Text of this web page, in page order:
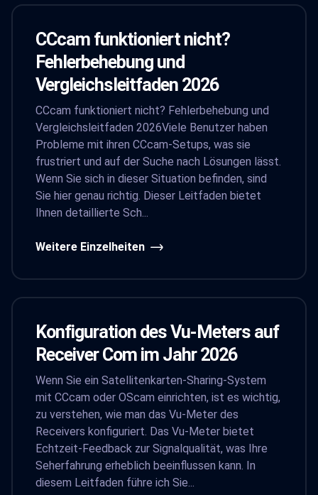
CCcam funktioniert nicht?
Fehlerbehebung und
Vergleichsleitfaden 2026
CCcam funktioniert nicht? Fehlerbehebung und
Vergleichsleitfaden 2026Viele Benutzer haben
Probleme mit ihren CCcam-Setups, was sie
frustriert und auf der Suche nach Lösungen lässt.
Wenn Sie sich in dieser Situation befinden, sind
Sie hier genau richtig. Dieser Leitfaden bietet
Ihnen detaillierte Sch...
Weitere Einzelheiten
Konfiguration des Vu-Meters auf
Receiver Com im Jahr 2026
Wenn Sie ein Satellitenkarten-Sharing-System
mit CCcam oder OScam einrichten, ist es wichtig,
zu verstehen, wie man das Vu-Meter des
Receivers konfiguriert. Das Vu-Meter bietet
Echtzeit-Feedback zur Signalqualität, was Ihre
Seherfahrung erheblich beeinflussen kann. In
diesem Leitfaden führe ich Sie...